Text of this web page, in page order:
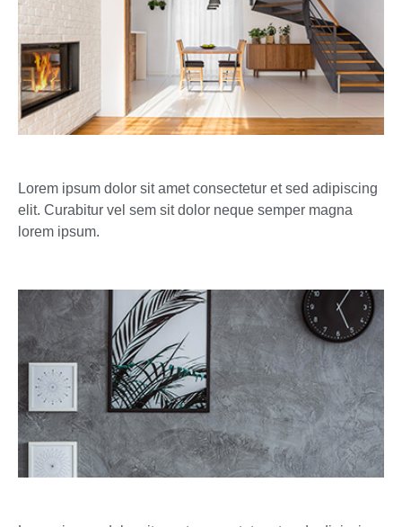
Lorem ipsum dolor sit amet consectetur et sed adipiscing
elit. Curabitur vel sem sit dolor neque semper magna
lorem ipsum.